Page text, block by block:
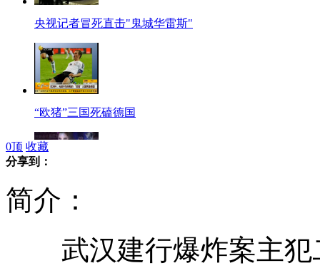
央视记者冒死直击"鬼城华雷斯"
“欧猪”三国死磕德国
热辣比基尼小姐 90后当道
内蒙古主着陆场准备迎接神九返回
0顶 收藏
分享到：
简介：
武汉建行爆炸案主犯